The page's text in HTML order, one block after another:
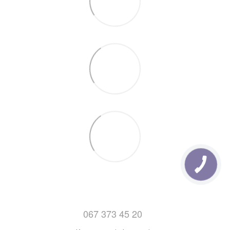
70см, відправляються на будь яке відділення Нової
Пошти . Дізнатись про деталі відділень нової пошти
067 373 45 20